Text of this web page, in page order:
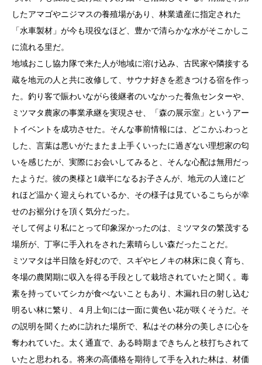
したアマゴやニジマスの養殖場があり、林業遺産に指定された
「水車製材」が今も現役なほど、豊かで清らかな水がそこかしこ
に流れる里だ。
地域おこし協力隊で来た人が地域に溶け込み、古民家や隣接する
蔵を地元の人と共に改修して、サウナ好きを惹きつける宿を作っ
た。釣り客で賑わいながら後継者のいなかった養魚センターや、
ミツマタ農家の事業承継を実現させ、「森の展示室」というアー
トイベントを成功させた。そんな事前情報には、どこかふわっと
した、言葉は悪いがたまたま上手くいったに過ぎない理想家の匂
いを感じたが、実際にお会いしてみると、そんな心配は無用だっ
たようだ。彼の奥様と1歳半になるお子さんが、地元の人達にど
れほど温かく迎えられているか、その様子は見ているこちらが幸
せのお裾分けを頂く気分だった。
そして何より私にとって印象深かったのは、ミツマタの繁茂する
場所が、丁寧に手入れをされた素晴らしい森だったことだ。
ミツマタは半日陰を好むので、スギやヒノキの林床に良く育ち、
冬場の農閑期に収入を得る手段として栽培されていたと聞く。毒
素を持っていてシカが食べないこともあり、木漏れ日の射し込む
明るい林に繁り、４月上旬には一面に黄色い花が咲くそうだ。そ
の説明を聞くために訪れた場所で、私はその林分の美しさに心を
奪われていた。太く通直で、ある時期まできちんと枝打ちされて
いたと思われる。将来の高価格を期待して手を入れた林は、材価